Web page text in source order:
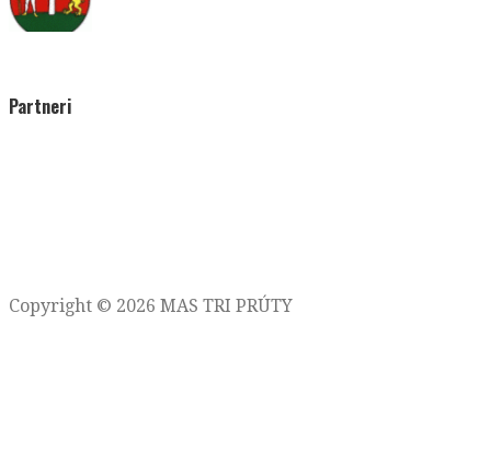
Partneri
Copyright © 2026 MAS TRI PRÚTY